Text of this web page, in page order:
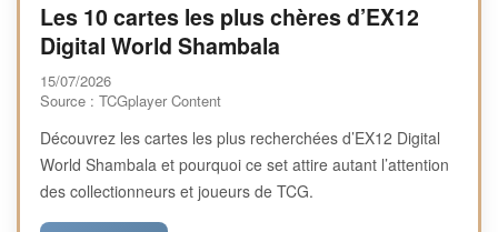
Les 10 cartes les plus chères d’EX12
Digital World Shambala
15/07/2026
Source : TCGplayer Content
Découvrez les cartes les plus recherchées d’EX12 Digital
World Shambala et pourquoi ce set attire autant l’attention
des collectionneurs et joueurs de TCG.